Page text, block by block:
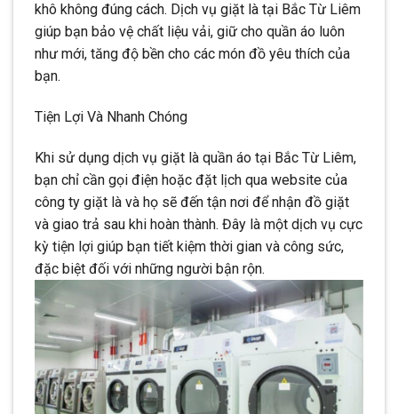
khô không đúng cách. Dịch vụ giặt là tại Bắc Từ Liêm
giúp bạn bảo vệ chất liệu vải, giữ cho quần áo luôn
như mới, tăng độ bền cho các món đồ yêu thích của
bạn.
Tiện Lợi Và Nhanh Chóng
Khi sử dụng dịch vụ giặt là quần áo tại Bắc Từ Liêm,
bạn chỉ cần gọi điện hoặc đặt lịch qua website của
công ty giặt là và họ sẽ đến tận nơi để nhận đồ giặt
và giao trả sau khi hoàn thành. Đây là một dịch vụ cực
kỳ tiện lợi giúp bạn tiết kiệm thời gian và công sức,
đặc biệt đối với những người bận rộn.